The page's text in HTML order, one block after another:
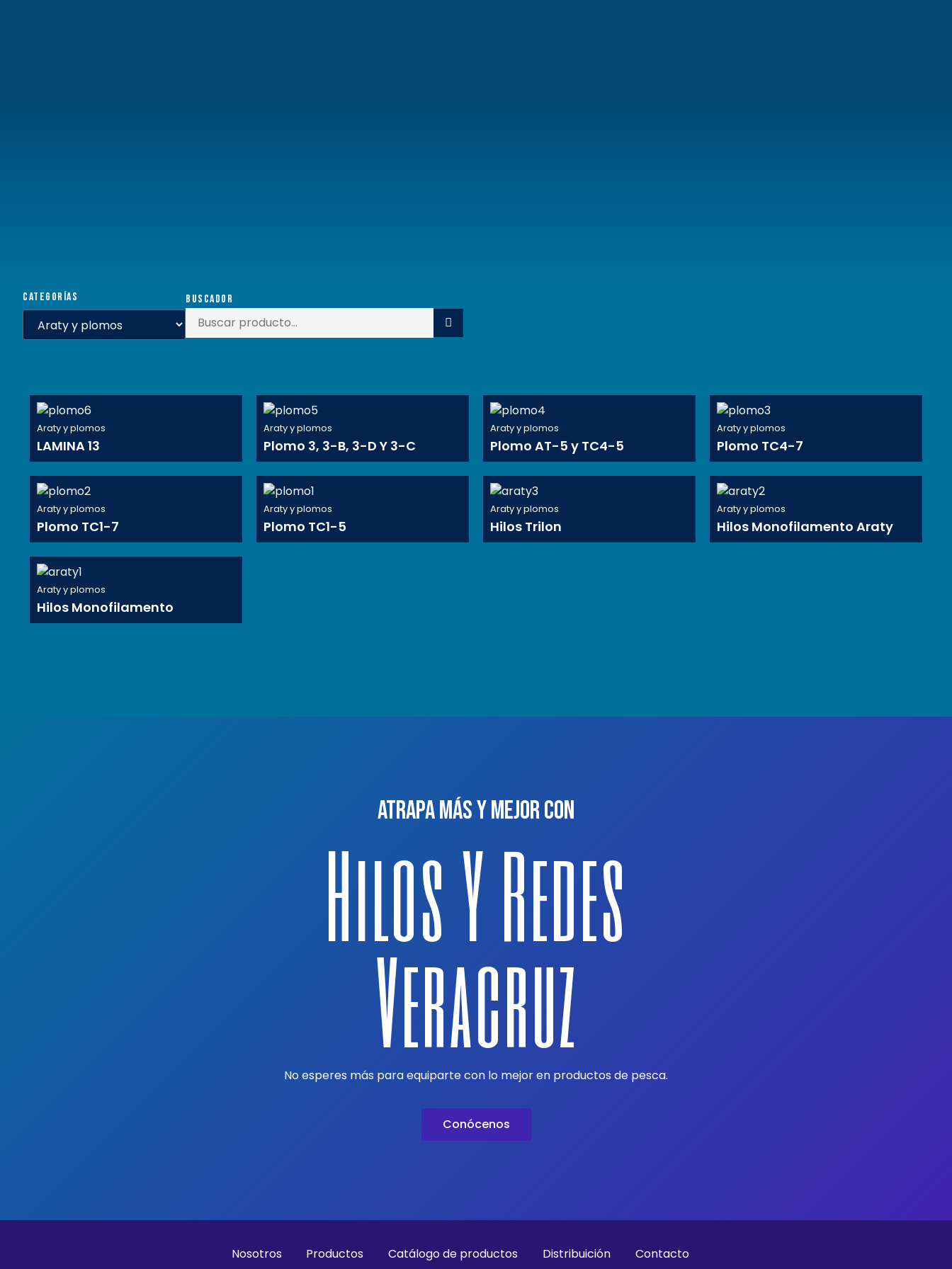
CATEGORÍAS BUSCADOR
Araty y plomos
LAMINA 13
Araty y plomos
Plomo 3, 3-B, 3-D Y 3-C
Araty y plomos
Plomo AT-5 y TC4-5
Araty y plomos
Plomo TC4-7
Araty y plomos
Plomo TC1-7
Araty y plomos
Plomo TC1-5
Araty y plomos
Hilos Trilon
Araty y plomos
Hilos Monofilamento Araty
Araty y plomos
Hilos Monofilamento
Atrapa más y mejor con
Hilos Y Redes
Veracruz
No esperes más para equiparte con lo mejor en productos de pesca.
Conócenos
Nosotros Productos Catálogo de productos Distribuición Contacto